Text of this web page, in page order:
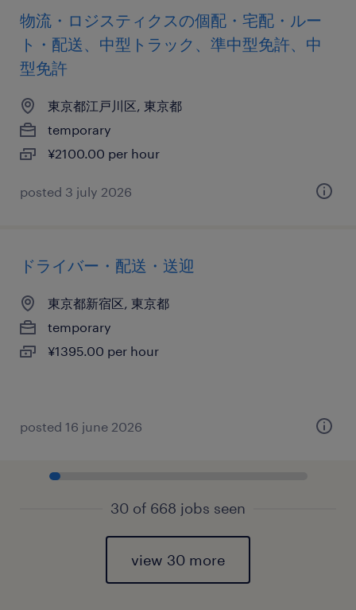
物流・ロジスティクスの個配・宅配・ルー
ト・配送、中型トラック、準中型免許、中
型免許
東京都江戸川区, 東京都
temporary
¥2100.00 per hour
posted 3 july 2026
ドライバー・配送・送迎
東京都新宿区, 東京都
temporary
¥1395.00 per hour
posted 16 june 2026
30 of 668 jobs seen
view 30 more